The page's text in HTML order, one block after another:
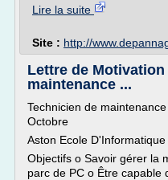
Lire la suite
Site : http://
Lettre de
maintenance ...
Technicien de
Octobre
Aston Ecole D'Informatique
Objectifs o Savoir gérer la
parc de PC o Être capable